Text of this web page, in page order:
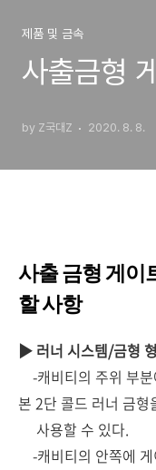
제품 및 금속
사출금형
by Z국대Z 2020. 8. 8.
사출 금형 게이
할 사항
▶ 러너 시스템/금형
-캐비티의 주위 부
본 2단 콜드 러너 금형
사용할 수 있다.
-캐비티의 안쪽에